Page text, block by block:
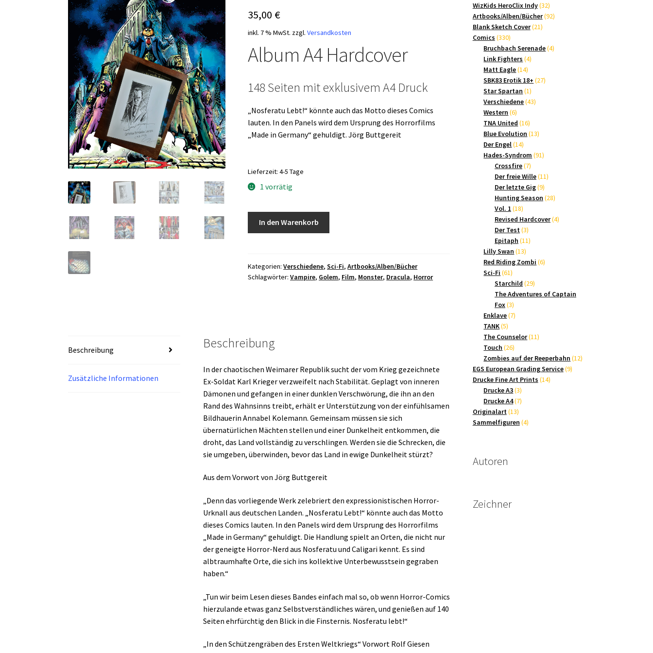
35,00 €
inkl. 7 % MwSt. zzgl.Versandkosten
Album A4 Hardcover
148 Seiten mit exklusivem A4 Druck
„Nosferatu Lebt!“ könnte auch das Motto dieses Comics
lauten. In den Panels wird dem Ursprung des Horrorfilms
„Made in Germany“ gehuldigt. Jörg Buttgereit
Lieferzeit:4-5 Tage
1 vorrätig
A4
Druck
In den Warenkorb
Kategorien:Verschiedene,Sci-Fi,Artbooks/Alben/Bücher
Schlagwörter:Vampire, Golem, Film, Monster, Dracula, Horror
Beschreibung
Zusätzliche Informationen
Beschreibung
In der chaotischen Weimarer Republik sucht der vom Krieg gezeichnete
Ex-Soldat Karl Krieger verzweifelt nach Stabilität. Geplagt von inneren
Dämonen und gefangen in einer dunklen Verschwörung, die ihn an den
Rand des Wahnsinns treibt, erhält er Unterstützung von der einfühlsamen
Bildhauerin Annabel Kolemann. Gemeinsam müssen sie sich
übernatürlichen Mächten stellen und einer Dunkelheit entkommen, die
droht, das Land vollständig zu verschlingen. Werden sie die Schrecken, die
sie umgeben, überwinden, bevor das Land in ewige Dunkelheit stürzt?
Aus dem Vorwort von Jörg Buttgereit
„Denn das vorliegende Werk zelebriert den expressionistischen Horror-
Urknall aus deutschen Landen. „Nosferatu Lebt!“ könnte auch das Motto
dieses Comics lauten. In den Panels wird dem Ursprung des Horrorfilms
„Made in Germany“ gehuldigt. Die Handlung spielt an Orten, die nicht nur
der geneigte Horror-Nerd aus Nosferatu und Caligari kennt. Es sind
albtraumhafte Orte, die sich ins kollektive Unterbewusstsein gegraben
haben.“
„Tun wir beim Lesen dieses Bandes einfach mal so, ob wenn Horror-Comics
hierzulande etwas ganz Selbstverständliches wären, und genießen auf 140
Seiten ehrfürchtig den Blick in die Finsternis. Nosferatu lebt!“
„In den Schützengräben des Ersten Weltkriegs“ Vorwort Rolf Giesen
Produkte
WizKids HeroClix Indy 3232
Produkte
Artbooks/Alben/Bücher 9292
Blank Sketch Cover 2121
Comics 330330
Produkte
Bruchbach Serenade 44
Link Fighters 44
Matt Eagle 1414
Produkte
SBK83 Erotik 18+ 2727
Star Spartan 11
Produkt
Verschiedene 4343
Western 66
Produkte
TNA United 1616
Produkte
Blue Evolution 1313
Der Engel 1414
Produkte
Hades-Syndrom 9191
Crossfire 77
Produkte
Der freie Wille 1111
Der letzte Gig 99
Produkte
Hunting Season 2828
Vol. 1 1818
Produkte
Revised Hardcover 44
Der Test 33
Produkte
Epitaph 1111
Lilly Swan 1313
Produkte
Red Riding Zombi 66
Sci-Fi 6161
Produkte
Starchild 2929
Produkte
The Adventures of Captain
Fox 33
Produkte
Enklave 77
TANK 55
Produkte
The Counselor 1111
Touch 2626
Produkte
Zombies auf der Reeperbahn 1212
EGS European Grading Service 99
Drucke Fine Art Prints 1414
Drucke A3 33
Produkte
Drucke A4 77
Originalart 1313
Produkte
Sammelfiguren 44
Autoren
Zeichner